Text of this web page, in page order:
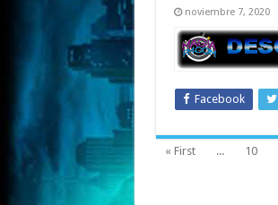
noviembre 7, 2020
Facebook
« First ... 10